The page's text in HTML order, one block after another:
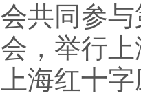
会共同参
会，举行
上海红十